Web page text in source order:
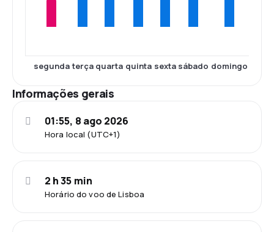
segunda terça quarta quinta sexta sábado domingo
Informações gerais
Hora local (UTC+1)
01:55, 8 ago 2026
Horário do voo de Lisboa
2 h 35 min